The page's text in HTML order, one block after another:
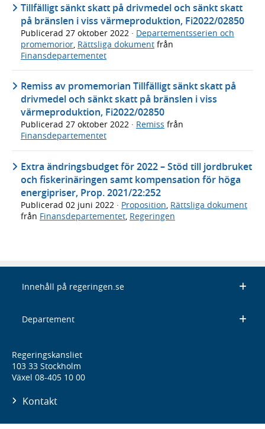
Tillfälligt sänkt skatt på drivmedel och sänkt skatt
på bränslen i viss värmeproduktion, Fi2022/02850
Publicerad 27 oktober 2022 · Departementsserien och
promemorior Rättsliga dokument från
Finansdepartementet
Remiss av promemorian Tillfälligt sänkt skatt på
drivmedel och sänkt skatt på bränslen i viss
värmeproduktion, Fi2022/02850
Publicerad 27 oktober 2022 · Remiss från
Finansdepartementet
Extra ändringsbudget för 2022 – Stöd till jordbruket
och fiskerinäringen samt kompensation för höga
energipriser, Prop. 2021/22:252
Publicerad 02 juni 2022 · Proposition, Rättsliga dokument
från Finansdepartementet, Regeringen
Innehåll på regeringen.se
Departement
Regeringskansliet
103 33 Stockholm
Växel 08-405 10 00
Kontakt